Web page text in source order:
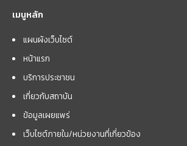
เมนูหลัก
แผนผังเว็บไซต์
หน้าแรก
บริการประชาชน
เกี่ยวกับสถาบัน
ข้อมูลเผยแพร่
เว็บไซต์ภายใน/หน่วยงานที่เกี่ยวข้อง